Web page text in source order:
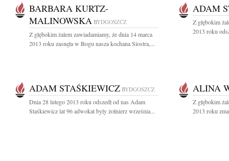
BARBARA KURTZ-
MALINOWSKA BYDGOSZCZ
Z głębokim żalem zawiadamiamy, że dnia 14 marca
2013 roku zasnęła w Bogu nasza kochana Siostra,...
ADAM
Z głębokim
2013 roku
ADAM STAŚKIEWICZ BYDGOSZCZ
Dnia 28 lutego 2013 roku odszedł od nas Adam
Staśkiewicz lat 96 adwokat były żołnierz września...
ALINA
Z głębokim
2013 roku